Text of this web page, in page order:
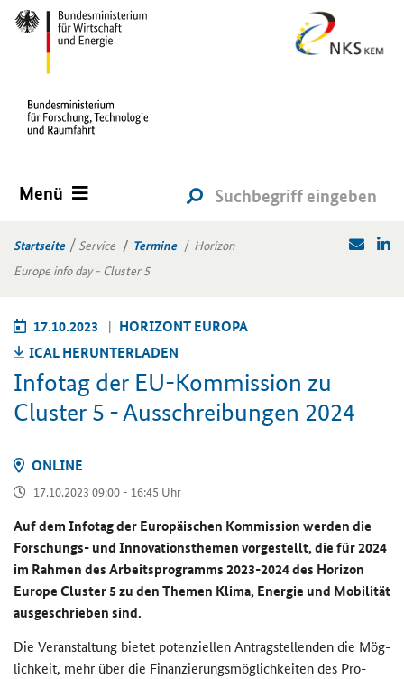
Menü
Startseite Service Termine
Horizon
Europe info day - Cluster 5
17.10.2023
HO­RI­ZONT EU­RO­PA
ICAL HER­UN­TER­LA­DEN
In­fo­tag der EU-​Kommission zu
Clus­ter 5 - Aus­schrei­bun­gen 2024
ON­LINE
17.10.2023 09:00 - 16:45 Uhr
Auf dem In­fo­tag der Eu­ro­päi­schen Kom­mis­si­on wer­den die
Forschungs-​ und In­no­va­ti­ons­the­men vor­ge­stellt, die für 2024
im Rah­men des Ar­beits­pro­gramms 2023-​2024 des Horizon
Europe Cluster5 zu den The­men Klima, En­er­gie und Mo­bi­li­tät
aus­ge­schrie­ben sind.
Die Ver­an­stal­tung bie­tet po­ten­zi­el­len An­trag­stel­len­den die Mög­
lich­keit, mehr über die Fi­nan­zie­rungs­mög­lich­kei­ten des Pro­